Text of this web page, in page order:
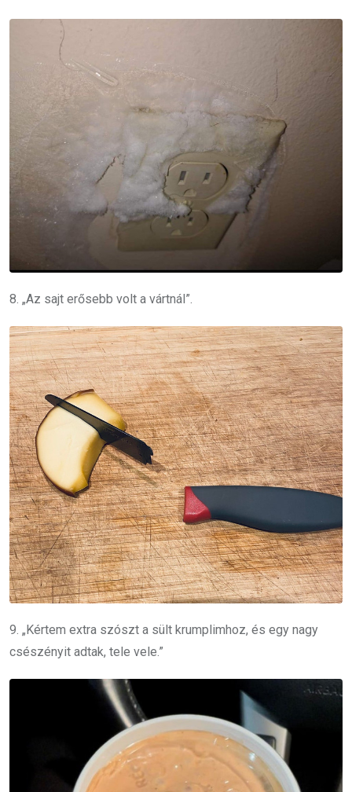
8. „Az sajt erősebb volt a vártnál”.
9. „Kértem extra szószt a sült krumplimhoz, és egy nagy
csészényit adtak, tele vele.”